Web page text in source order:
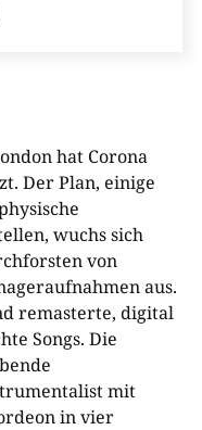
hat Corona
Der Plan, einige
wuchs sich
von
aus.
remasterte, digital
Songs. Die
mit
in vier